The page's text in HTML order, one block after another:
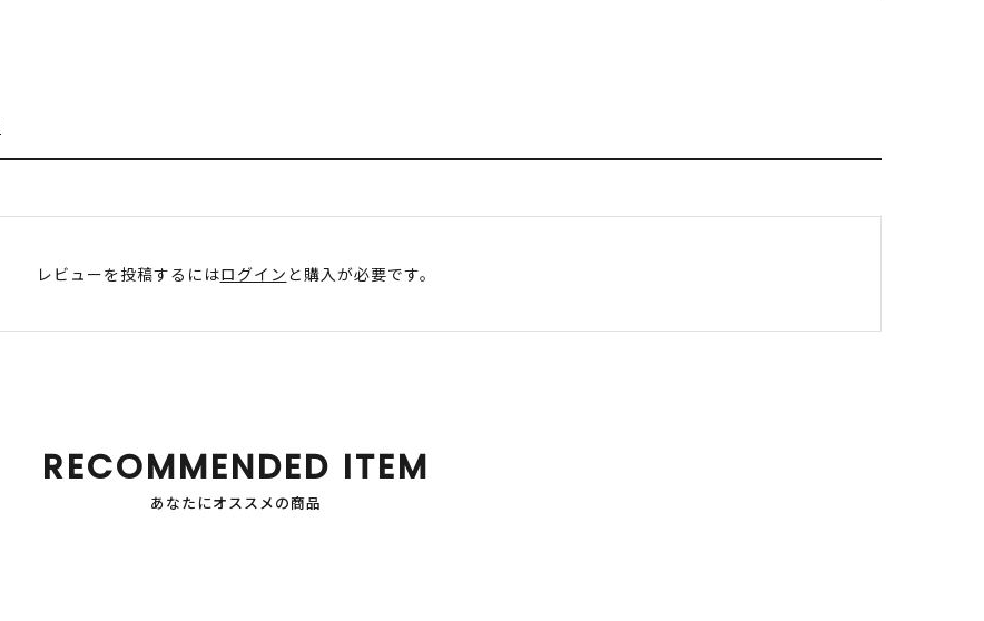
レビューを投稿するにはログイン と購入が必要です。
RECOMMENDED ITEM
あなたにオススメの商品